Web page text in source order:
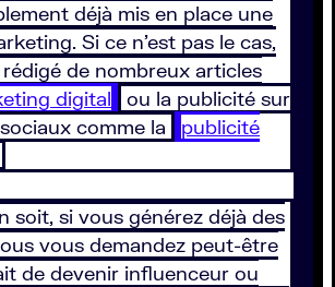
déjà mis en place une
Si ce n’est pas le cas,
de nombreux articles
digital
ou la publicité sur
comme la
publicité
soit, si vous générez déjà des
vous demandez peut-être
de devenir influenceur ou